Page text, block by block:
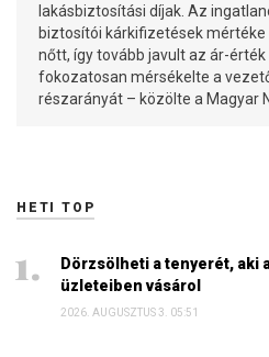
lakásbiztosítási díjak. Az
biztosítói kárkifizetések mértéke
nőtt, így tovább javult az ár-
fokozatosan mérsékelte a
részarányát – közölte a Magyar
HETI TOP
Dörzsölheti a tenyerét, aki
üzleteiben vásárol
2026. AUGUSZTUS 3. 05:51